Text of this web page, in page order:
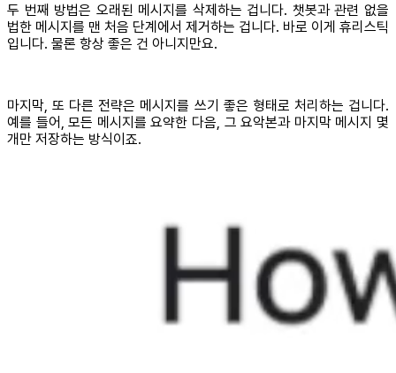
두 번째 방법은 오래된 메시지를 삭제하는 겁니다. 챗봇과 관련 없을
법한 메시지를 맨 처음 단계에서 제거하는 겁니다. 바로 이게 휴리스틱
입니다. 물론 항상 좋은 건 아니지만요.
마지막, 또 다른 전략은 메시지를 쓰기 좋은 형태로 처리하는 겁니다.
예를 들어, 모든 메시지를 요약한 다음, 그 요악본과 마지막 메시지 몇
개만 저장하는 방식이죠.